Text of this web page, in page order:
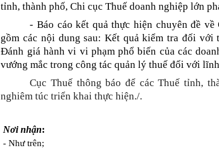
tỉnh, thành phố, Chi cục Thuế doanh nghiệp lớn
- Báo cáo kết quả thực hiện chuyên đề về
gồm các nội dung sau: Kết quả kiểm tra đối với
Đánh giá hành vi vi phạm phổ biến của các
vướng mắc trong công tác quản lý thuế đối với
Cục Thuế thông báo để các Thuế tỉnh,
nghiêm túc triển khai thực hiện./.
Nơi nhận:
- Như trên;